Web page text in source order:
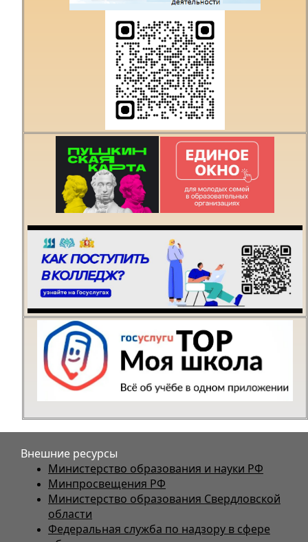
Есть предложения по
организации учебного
процесса или знаете,
как сделать техникум
лучше?
Написать о проблеме
Внешние ресурсы
Министерство образования и науки РФ
Минпросвещения РФ
Министерство образования Свердловской
области
Федеральная служба по надзору в сфере